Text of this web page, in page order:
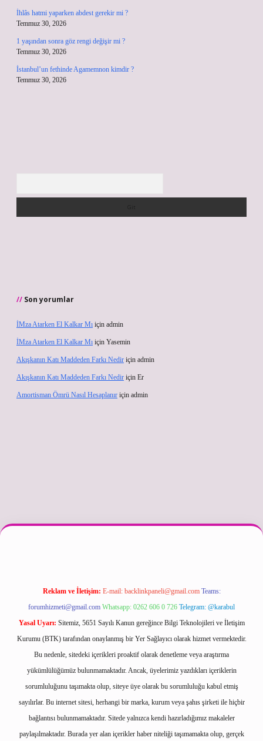
İhlâs hatmi yaparken abdest gerekir mi ?
Temmuz 30, 2026
1 yaşından sonra göz rengi değişir mi ?
Temmuz 30, 2026
İstanbul’un fethinde Agamemnon kimdir ?
Temmuz 30, 2026
Son yorumlar
İMza Atarken El Kalkar Mı için admin
İMza Atarken El Kalkar Mı için Yasemin
Akışkanın Katı Maddeden Farkı Nedir için admin
Akışkanın Katı Maddeden Farkı Nedir için Er
Amortisman Ömrü Nasıl Hesaplanır için admin
güncel
Reklam ve İletişim: E-mail: backlinkpaneli@gmail.com Teams:
forumhizmeti@gmail.com Whatsapp: 0262 606 0 726 Telegram: @karabul
Yasal Uyarı: Sitemiz, 5651 Sayılı Kanun gereğince Bilgi Teknolojileri ve İletişim
Kurumu (BTK) tarafından onaylanmış bir Yer Sağlayıcı olarak hizmet vermektedir.
Bu nedenle, sitedeki içerikleri proaktif olarak denetleme veya araştırma
yükümlülüğümüz bulunmamaktadır. Ancak, üyelerimiz yazdıkları içeriklerin
sorumluluğunu taşımakta olup, siteye üye olarak bu sorumluluğu kabul etmiş
sayılırlar. Bu internet sitesi, herhangi bir marka, kurum veya şahıs şirketi ile hiçbir
bağlantısı bulunmamaktadır. Sitede yalnızca kendi hazırladığımız makaleler
paylaşılmaktadır. Burada yer alan içerikler haber niteliği taşımamakta olup, gerçek